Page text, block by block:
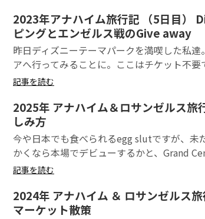
2023年アナハイム旅行記 （5日目）
ピングとエンゼルス戦のGive away
昨日ディズニーテーマパークを満喫した私
アへ行ってみることに。ここはチケット不要
記事を読む
2025年 アナハイム＆ロサンゼルス旅
しみ方
今や日本でも食べられるegg slutですが、未
かくなら本場でデビューするかと、Grand
記事を読む
2024年 アナハイム ＆ ロサンゼルス
マーケット散策